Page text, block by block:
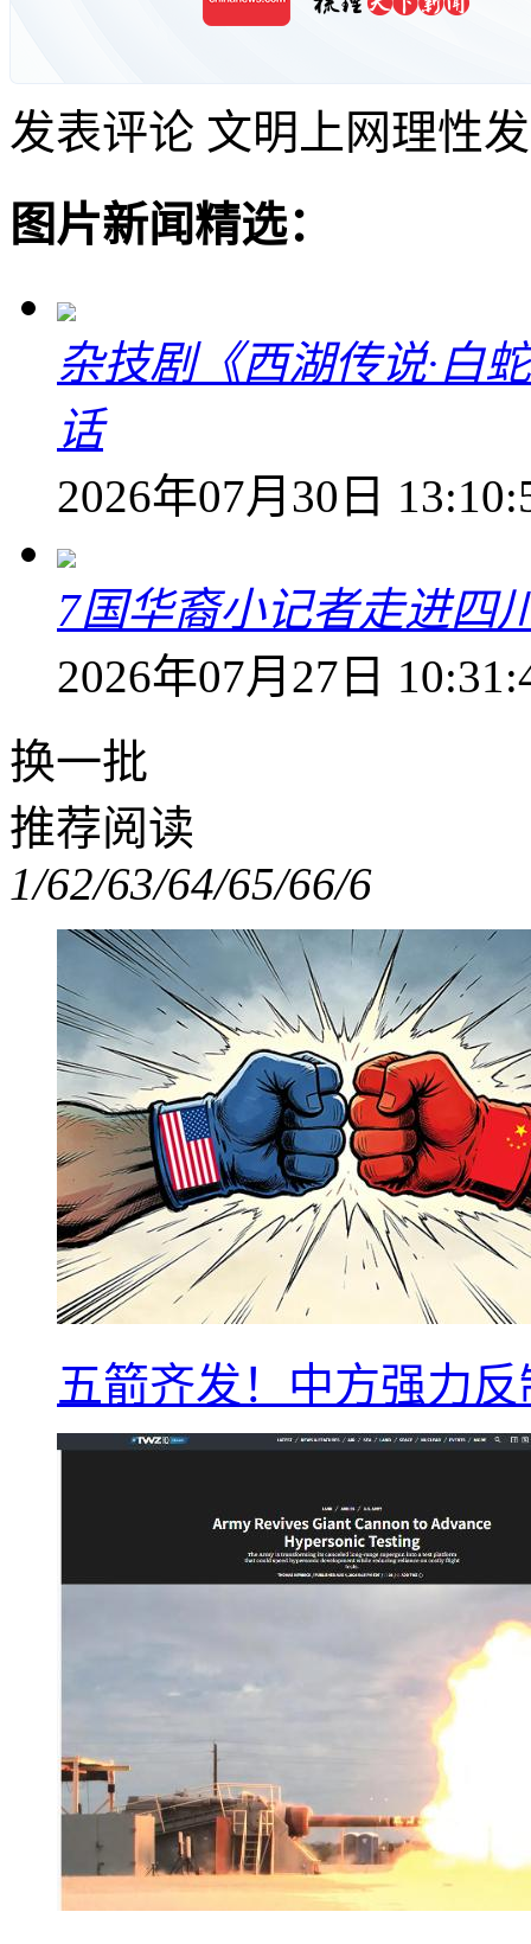
发表评论 文明上网理性
图片新闻精选：
杂技剧《西湖传说·白
话
2026年07月30日
7国华裔小记者走进四
2026年07月27日
换一批
推荐阅读
1/62/63/64/65/66/6
五箭齐发！中方强力